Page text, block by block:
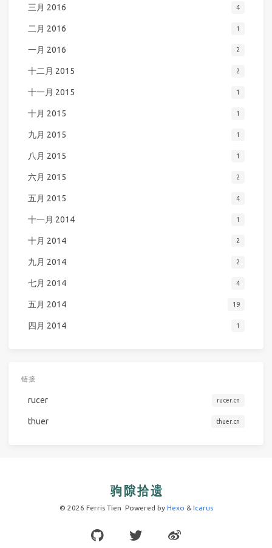
三月 2016 4
二月 2016 1
一月 2016 2
十二月 2015 2
十一月 2015 1
十月 2015 1
九月 2015 1
八月 2015 1
六月 2015 2
五月 2015 4
十一月 2014 1
十月 2014 2
九月 2014 2
七月 2014 4
五月 2014 19
四月 2014 1
链接
rucer rucer.cn
thuer thuer.cn
© 2026 Ferris Tien Powered by Hexo & Icarus